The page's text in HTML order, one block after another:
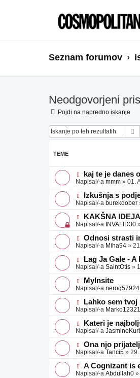
Seznam forumov
Neodgovorjeni
Pojdi na napredno iskanje
TEME
N
o
v
e
o
b
a
v
e
kaj te je danes
Napisal/-a mmm » 01.
N
o
v
e
o
b
a
v
e
Izkušnja s
Napisal/-a burekdober
N
o
v
e
o
b
a
v
e
KAKŠNA IDEJA
Napisal/-a INVALID30
N
o
v
e
o
b
a
v
e
Odnosi strasti
Napisal/-a Miha94 »
N
o
v
e
o
b
a
v
e
Lag Ja Gale -
Napisal/-a SaintOtis »
N
o
v
e
o
b
a
v
e
MyInsite
Napisal/-a nerog57924
N
o
v
e
o
b
a
v
e
Lahko sem tvoj
Napisal/-a Marko12321
N
o
v
e
o
b
a
Kateri je
Napisal/-a
N
o
v
e
o
Ona njo
Napisal/-a Tanci5 » 29.
N
o
A Cognizant is
Napisal/-a Abdullah0 »